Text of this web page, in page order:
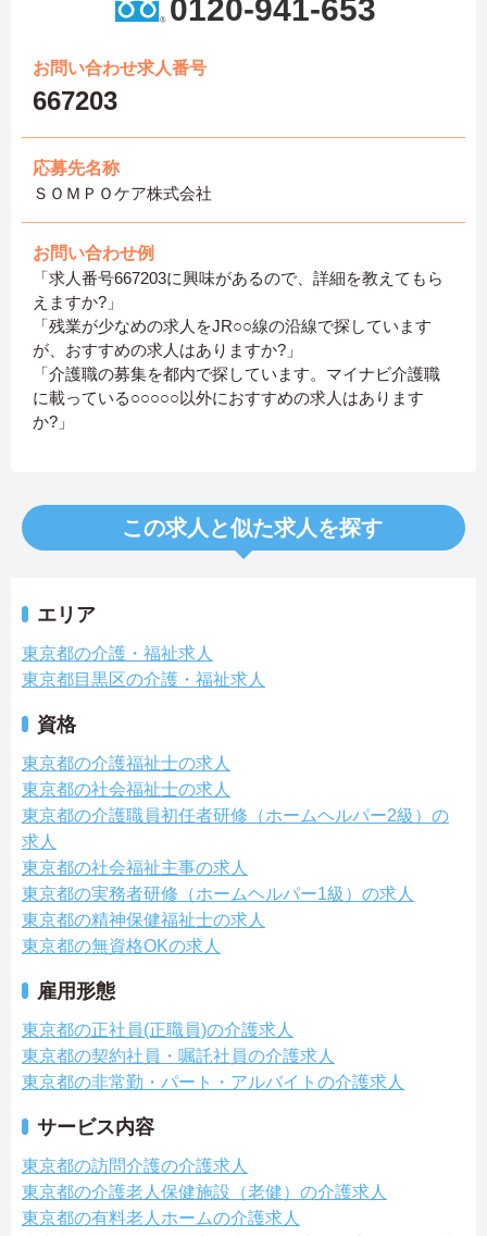
0120-941-653
お問い合わせ求人番号
667203
応募先名称
ＳＯＭＰＯケア株式会社
お問い合わせ例
「求人番号667203に興味があるので、詳細を教えてもら
えますか?」
「残業が少なめの求人をJR○○線の沿線で探しています
が、おすすめの求人はありますか?」
「介護職の募集を都内で探しています。マイナビ介護職
に載っている○○○○○以外におすすめの求人はあります
か?」
この求人と似た求人を探す
エリア
東京都の介護・福祉求人
東京都目黒区の介護・福祉求人
資格
東京都の介護福祉士の求人
東京都の社会福祉士の求人
東京都の介護職員初任者研修（ホームヘルパー2級）の
求人
東京都の社会福祉主事の求人
東京都の実務者研修（ホームヘルパー1級）の求人
東京都の精神保健福祉士の求人
東京都の無資格OKの求人
雇用形態
東京都の正社員(正職員)の介護求人
東京都の契約社員・嘱託社員の介護求人
東京都の非常勤・パート・アルバイトの介護求人
サービス内容
東京都の訪問介護の介護求人
東京都の介護老人保健施設（老健）の介護求人
東京都の有料老人ホームの介護求人